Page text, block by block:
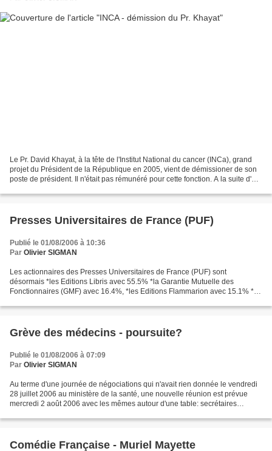
Le Pr. David Khayat, à la tête de l'Institut National du cancer (INCa), grand
projet du Président de la République en 2005, vient de démissioner de son
poste de président. Il n'était pas rémunéré pour cette fonction. A la suite d'un
Presses Universitaires de France (PUF)
Publié le 01/08/2006 à 10:36
Par Olivier SIGMAN
Les actionnaires des Presses Universitaires de France (PUF) sont
désormais *les Editions Libris avec 55.5% *la Garantie Mutuelle des
Fonctionnaires (GMF) avec 16.4%, *les Editions Flammarion avec 15.1% *la
Grève des médecins - poursuite?
Publié le 01/08/2006 à 07:09
Par Olivier SIGMAN
Au terme d'une journée de négociations qui n'avait rien donnée le vendredi
28 juillet 2006 au ministère de la santé, une nouvelle réunion est prévue
mercredi 2 août 2006 avec les mêmes autour d'une table: secrétaires
Comédie Française - Muriel Mayette